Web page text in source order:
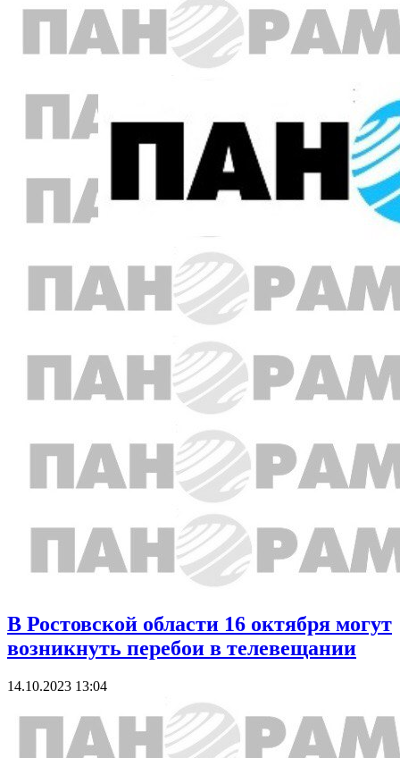
В Ростовской области 16 октября могут
возникнуть перебои в телевещании
14.10.2023 13:04